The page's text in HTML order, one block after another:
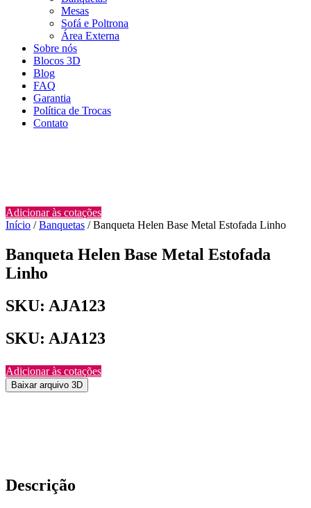
Mesas
Sofá e Poltrona
Área Externa
Sobre nós
Blocos 3D
Blog
FAQ
Garantia
Política de Trocas
Contato
Adicionar às cotações
Início /Banquetas / Banqueta Helen Base Metal Estofada Linho
Banqueta Helen Base Metal Estofada
Linho
SKU: AJA123
SKU: AJA123
Adicionar às cotações
Baixar arquivo 3D
Descrição